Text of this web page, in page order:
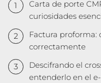
Carta de porte
curiosidades
Factura proforma:
correctamente
Descifrando el
entenderlo en el